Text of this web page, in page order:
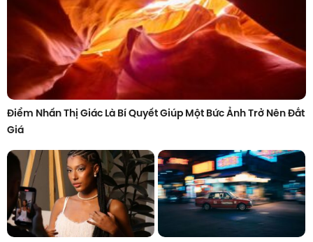
Điểm Nhấn Thị Giác Là Bí Quyết Giúp Một Bức Ảnh Trở Nên Đắt
Giá